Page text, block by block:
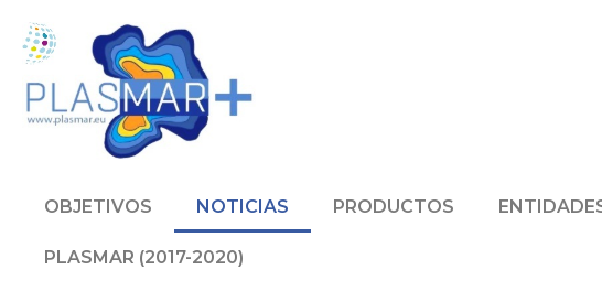
OBJETIVOS NOTICIAS PRODUCTOS
PLASMAR (2017-2020)